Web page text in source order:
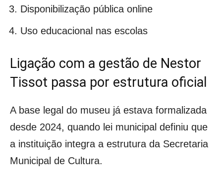
Disponibilização pública online
Uso educacional nas escolas
Ligação com a gestão de Nestor
Tissot passa por estrutura oficial
A base legal do museu já estava formalizada
desde 2024, quando lei municipal definiu que
a instituição integra a estrutura da Secretaria
Municipal de Cultura.